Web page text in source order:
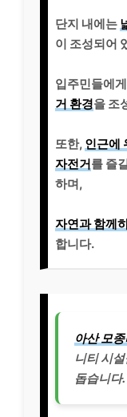
단지 내에는
이 조성되어
입주민들에게
거 환경을 조
또한, 인근에
자전거를 즐
하며,
자연과 함께
합니다.
아산 모
니티 시
돕습니다.